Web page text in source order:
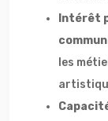
Intérêt
les